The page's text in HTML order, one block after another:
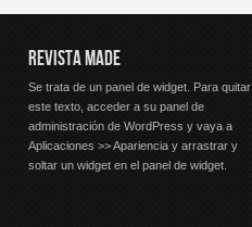
REVISTA MADE
Se trata de un panel de widget. Para quitar
este texto, acceder a su panel de
administración de WordPress y vaya a
Aplicaciones >> Apariencia y arrastrar y
soltar un widget en el panel de widget.